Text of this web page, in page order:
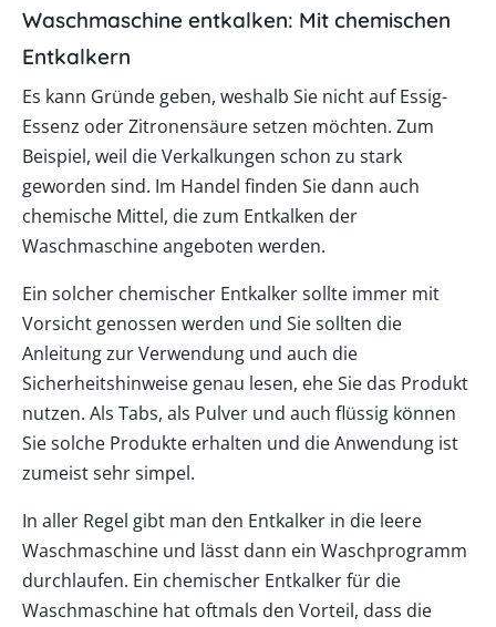
Waschmaschine entkalken: Mit chemischen
Entkalkern
Es kann Gründe geben, weshalb Sie nicht auf Essig-
Essenz oder Zitronensäure setzen möchten. Zum
Beispiel, weil die Verkalkungen schon zu stark
geworden sind. Im Handel finden Sie dann auch
chemische Mittel, die zum Entkalken der
Waschmaschine angeboten werden.
Ein solcher chemischer Entkalker sollte immer mit
Vorsicht genossen werden und Sie sollten die
Anleitung zur Verwendung und auch die
Sicherheitshinweise genau lesen, ehe Sie das Produkt
nutzen. Als Tabs, als Pulver und auch flüssig können
Sie solche Produkte erhalten und die Anwendung ist
zumeist sehr simpel.
In aller Regel gibt man den Entkalker in die leere
Waschmaschine und lässt dann ein Waschprogramm
durchlaufen. Ein chemischer Entkalker für die
Waschmaschine hat oftmals den Vorteil, dass die